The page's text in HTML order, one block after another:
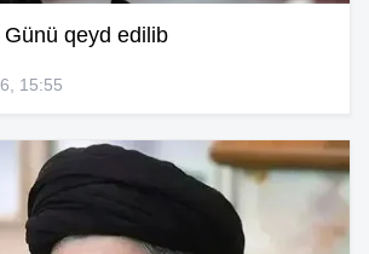
qeyd edilib
15:55